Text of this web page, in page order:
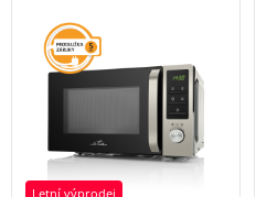
Letní výprodej